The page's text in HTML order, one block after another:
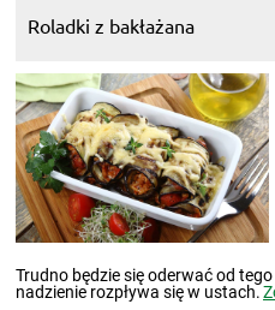
Roladki z bakłażana
Trudno będzie się oderwać od
nadzienie rozpływa się w ustach.